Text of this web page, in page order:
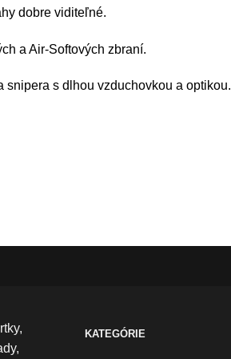
dobre viditeľné.
a Air-Softových zbraní.
s dlhou vzduchovkou a optikou.
KATEGÓRIE